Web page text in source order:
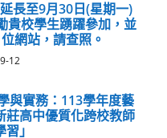
長至9月30日(星期一)
貴校學生踴躍參加，並
網站，請查照。
12
與實務：113學年度藝
莊高中優質化跨校教師
」